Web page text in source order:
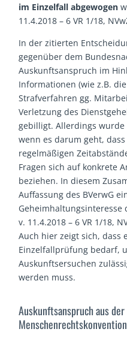
im Einzelfall abgewogen
11.4.2018 – 6 VR 1/18,
In der zitierten
gegenüber dem
Auskunftsanspruch im
Informationen (wie z.B.
Strafverfahren gg.
Verletzung des
gebilligt. Allerdings
wenn es darum geht,
regelmäßigen
Fragen sich auf konkrete
beziehen. In diesem
Auffassung des BVerwG
Geheimhaltungsinteresse
v. 11.4.2018 – 6 VR 1/18,
Auch hier zeigt sich, dass
Einzelfallprüfung bedarf,
Auskunftsersuchen
werden muss.
Auskunftsanspruch aus der
Menschenrechtskonvention